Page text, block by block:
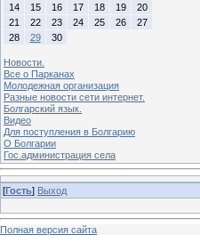
14
15 16 17 18 19
20
21
22 23 24 25 26
27
28
29 30
Новости.
Все о Парканах
Молодежная организация
Разные новости сети интернет.
Болгарский язык.
Видео
Для поступления в Болгарию
О Болгарии
Гос.администрация села
[Гость] Выход
Полная версия сайта